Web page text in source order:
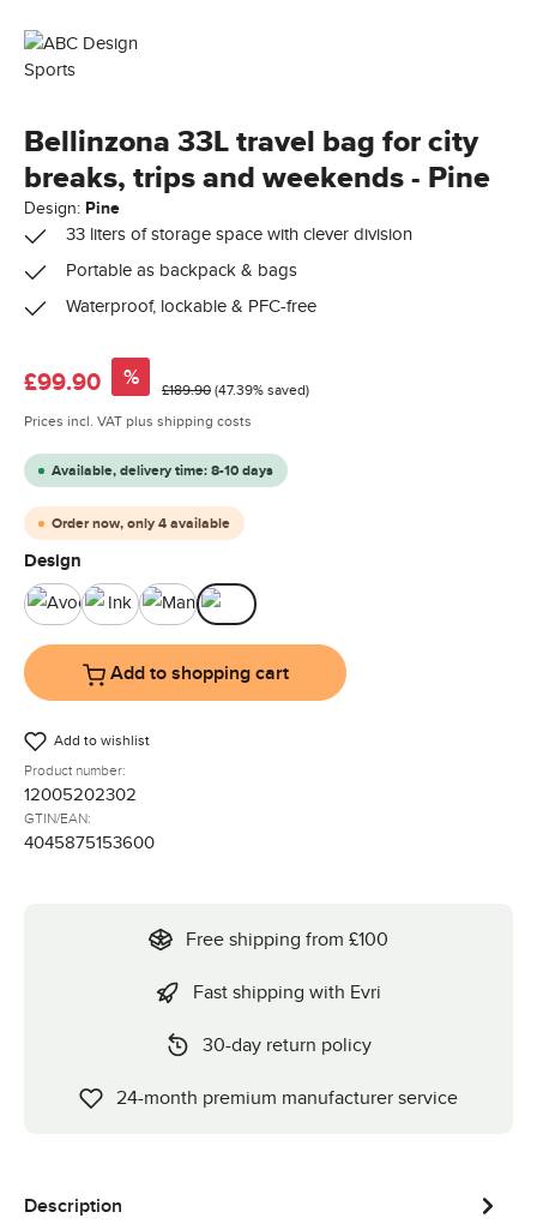
Bellinzona 33L travel bag for city
breaks, trips and weekends - Pine
Design: Pine
33 liters of storage space with clever division
Portable as backpack & bags
Waterproof, lockable & PFC-free
Sale price:
£99.90 % Regular price:
£189.90(47.39% saved)
Prices incl. VAT plus shipping costs
Available, delivery time: 8-10 days
Order now, only 4 available
Select
Design
Avocado Ink MangoPine
Add to shopping cart
Add to wishlist
Product number:
12005202302
GTIN/EAN:
4045875153600
Free shipping from £100
Fast shipping with Evri
30-day return policy
24-month premium manufacturer service
Description